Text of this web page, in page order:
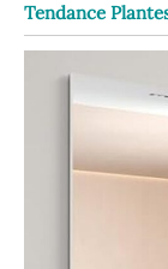
Tendance